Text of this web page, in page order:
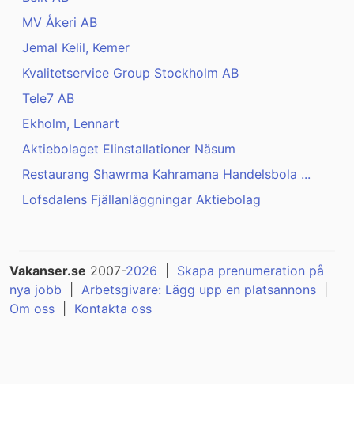
MV Åkeri AB
Jemal Kelil, Kemer
Kvalitetservice Group Stockholm AB
Tele7 AB
Ekholm, Lennart
Aktiebolaget Elinstallationer Näsum
Restaurang Shawrma Kahramana Handelsbola ...
Lofsdalens Fjällanläggningar Aktiebolag
Vakanser.se 2007-2026
Skapa prenumeration på
nya jobb
Arbetsgivare: Lägg upp en platsannons
Om oss
Kontakta oss